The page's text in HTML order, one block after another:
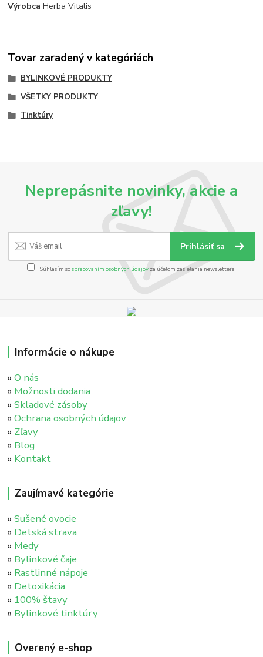
Výrobca Herba Vitalis
Tovar zaradený v kategóriách
BYLINKOVÉ PRODUKTY
VŠETKY PRODUKTY
Tinktúry
Neprepásnite novinky, akcie a
zľavy!
Prihlásiť sa
Súhlasím sospracovaním osobných údajov za účelom zasielania newslettera.
Informácie o nákupe
»O nás
» Možnosti dodania
»Skladové zásoby
»Ochrana osobných údajov
» Zľavy
» Blog
» Kontakt
Zaujímavé kategórie
»Sušené ovocie
» Detská strava
» Medy
» Bylinkové čaje
» Rastlinné nápoje
» Detoxikácia
» 100% štavy
» Bylinkové tinktúry
Overený e-shop